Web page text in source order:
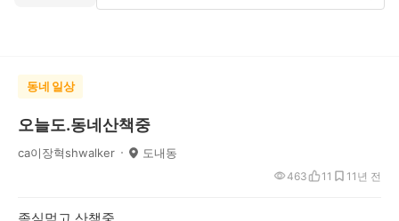
동네 일상
오늘도.동네산책중
ca이장혁shwalker 도내동
1년 전
463 11 1